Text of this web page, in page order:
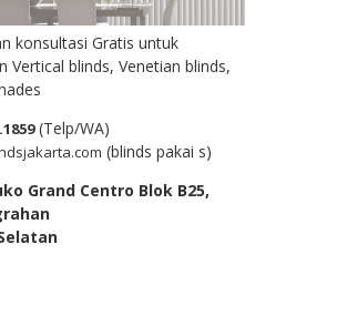
konsultasi Gratis untuk
Vertical blinds, Venetian blinds,
(Telp/WA)
(blinds pakai s)
Grand Centro Blok B25,